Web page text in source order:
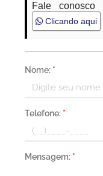
Fale conosco
Clicando aqui
Nome: *
Telefone: *
Mensagem: *